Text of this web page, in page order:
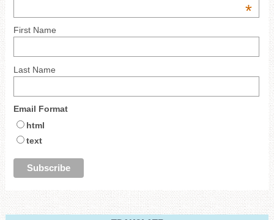
*
First Name
Last Name
Email Format
html
text